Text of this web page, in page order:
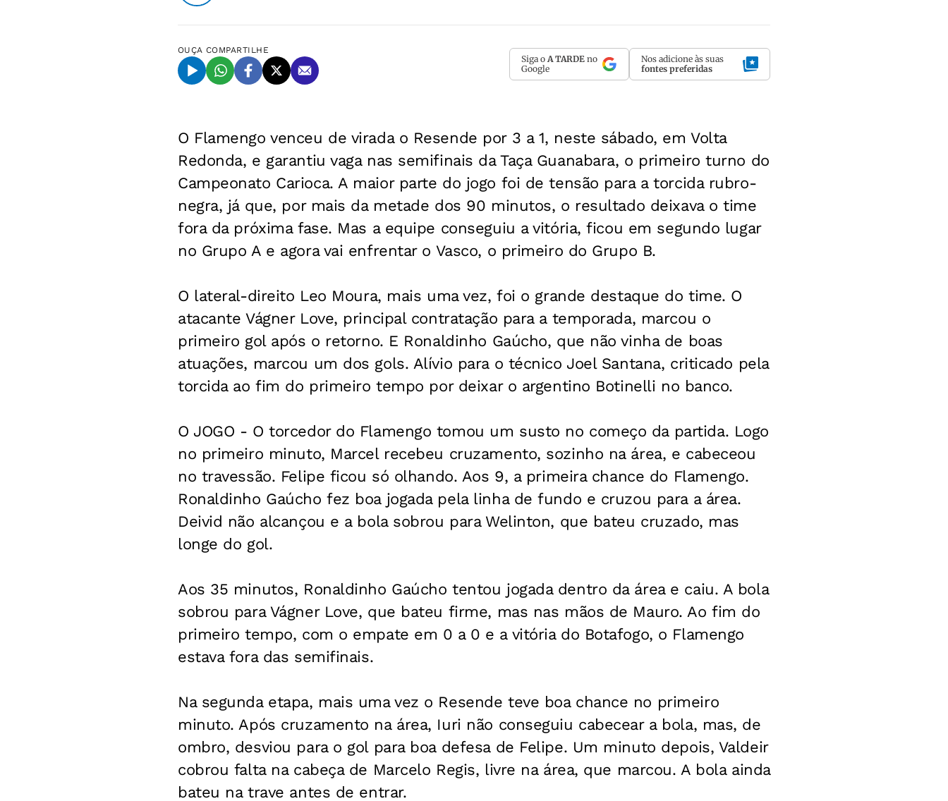
OUÇA COMPARTILHE
Siga o A TARDE no
Google
Nos adicione às suas
fontes preferidas
O Flamengo venceu de virada o Resende por 3 a 1, neste sábado, em Volta
Redonda, e garantiu vaga nas semifinais da Taça Guanabara, o primeiro turno do
Campeonato Carioca. A maior parte do jogo foi de tensão para a torcida rubro-
negra, já que, por mais da metade dos 90 minutos, o resultado deixava o time
fora da próxima fase. Mas a equipe conseguiu a vitória, ficou em segundo lugar
no Grupo A e agora vai enfrentar o Vasco, o primeiro do Grupo B.
O lateral-direito Leo Moura, mais uma vez, foi o grande destaque do time. O
atacante Vágner Love, principal contratação para a temporada, marcou o
primeiro gol após o retorno. E Ronaldinho Gaúcho, que não vinha de boas
atuações, marcou um dos gols. Alívio para o técnico Joel Santana, criticado pela
torcida ao fim do primeiro tempo por deixar o argentino Botinelli no banco.
O JOGO - O torcedor do Flamengo tomou um susto no começo da partida. Logo
no primeiro minuto, Marcel recebeu cruzamento, sozinho na área, e cabeceou
no travessão. Felipe ficou só olhando. Aos 9, a primeira chance do Flamengo.
Ronaldinho Gaúcho fez boa jogada pela linha de fundo e cruzou para a área.
Deivid não alcançou e a bola sobrou para Welinton, que bateu cruzado, mas
longe do gol.
Aos 35 minutos, Ronaldinho Gaúcho tentou jogada dentro da área e caiu. A bola
sobrou para Vágner Love, que bateu firme, mas nas mãos de Mauro. Ao fim do
primeiro tempo, com o empate em 0 a 0 e a vitória do Botafogo, o Flamengo
estava fora das semifinais.
Na segunda etapa, mais uma vez o Resende teve boa chance no primeiro
minuto. Após cruzamento na área, Iuri não conseguiu cabecear a bola, mas, de
ombro, desviou para o gol para boa defesa de Felipe. Um minuto depois, Valdeir
cobrou falta na cabeça de Marcelo Regis, livre na área, que marcou. A bola ainda
bateu na trave antes de entrar.